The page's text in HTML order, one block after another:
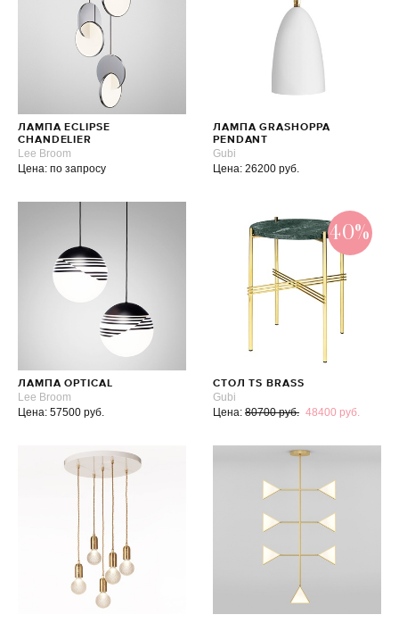
ЛАМПА ECLIPSE
CHANDELIER
Lee Broom
Цена: по запросу
ЛАМПА GRASHOPPA
PENDANT
Gubi
Цена: 26200 руб.
ЛАМПА OPTICAL
Lee Broom
Цена: 57500 руб.
40%
СТОЛ TS BRASS
Gubi
Цена: 80700 руб. 48400 руб.